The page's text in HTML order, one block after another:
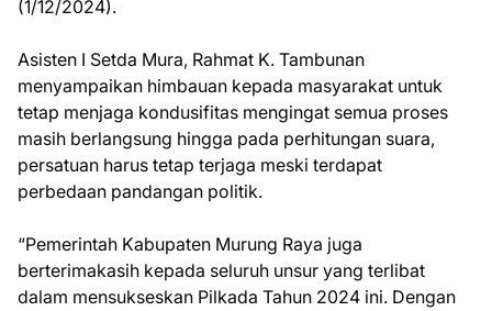
(1/12/2024).
Asisten I Setda Mura, Rahmat K. Tambunan
menyampaikan himbauan kepada masyarakat untuk
tetap menjaga kondusifitas mengingat semua proses
masih berlangsung hingga pada perhitungan suara,
persatuan harus tetap terjaga meski terdapat
perbedaan pandangan politik.
“Pemerintah Kabupaten Murung Raya juga
berterimakasih kepada seluruh unsur yang terlibat
dalam mensukseskan Pilkada Tahun 2024 ini. Dengan